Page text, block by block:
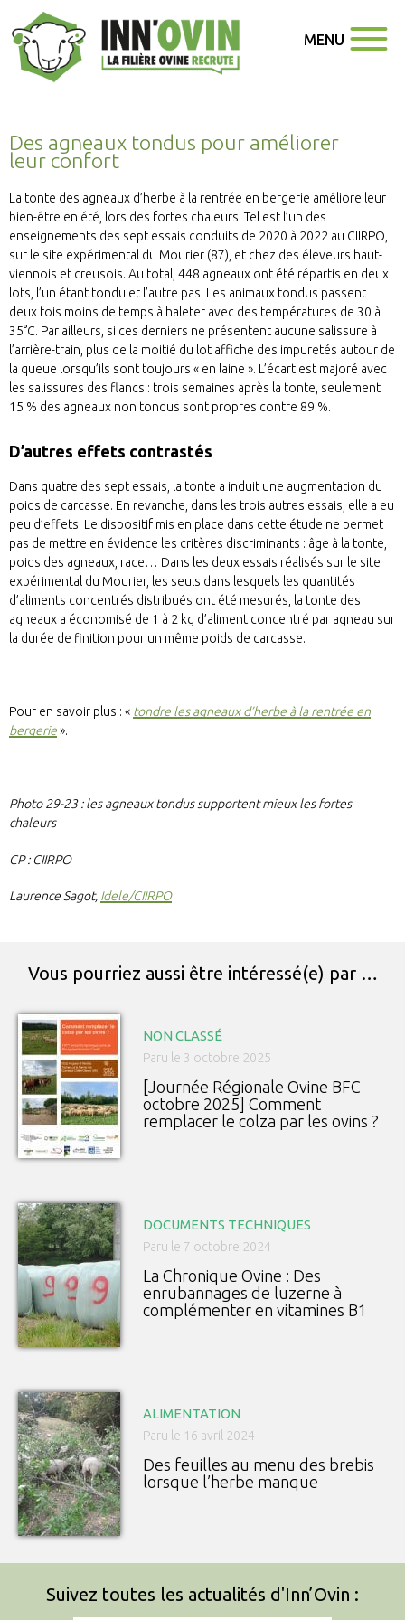
MENU
Des agneaux tondus pour améliorer
leur confort
La tonte des agneaux d’herbe à la rentrée en bergerie améliore leur
bien-être en été, lors des fortes chaleurs. Tel est l’un des
enseignements des sept essais conduits de 2020 à 2022 au CIIRPO,
sur le site expérimental du Mourier (87), et chez des éleveurs haut-
viennois et creusois. Au total, 448 agneaux ont été répartis en deux
lots, l’un étant tondu et l’autre pas. Les animaux tondus passent
deux fois moins de temps à haleter avec des températures de 30 à
35°C. Par ailleurs, si ces derniers ne présentent aucune salissure à
l’arrière-train, plus de la moitié du lot affiche des impuretés autour de
la queue lorsqu’ils sont toujours « en laine ». L’écart est majoré avec
les salissures des flancs : trois semaines après la tonte, seulement
15 % des agneaux non tondus sont propres contre 89 %.
D’autres effets contrastés
Dans quatre des sept essais, la tonte a induit une augmentation du
poids de carcasse. En revanche, dans les trois autres essais, elle a eu
peu d’effets. Le dispositif mis en place dans cette étude ne permet
pas de mettre en évidence les critères discriminants : âge à la tonte,
poids des agneaux, race… Dans les deux essais réalisés sur le site
expérimental du Mourier, les seuls dans lesquels les quantités
d’aliments concentrés distribués ont été mesurés, la tonte des
agneaux a économisé de 1 à 2 kg d’aliment concentré par agneau sur
la durée de finition pour un même poids de carcasse.
Pour en savoir plus : « tondre les agneaux d’herbe à la rentrée en
bergerie».
Photo 29-23 : les agneaux tondus supportent mieux les fortes
chaleurs
CP : CIIRPO
Laurence Sagot, Idele/CIIRPO
Vous pourriez aussi être intéressé(e) par …
NON CLASSÉ
Paru le 3 octobre 2025
[Journée Régionale Ovine BFC
octobre 2025] Comment
remplacer le colza par les ovins ?
DOCUMENTS TECHNIQUES
Paru le 7 octobre 2024
La Chronique Ovine : Des
enrubannages de luzerne à
complémenter en vitamines B1
ALIMENTATION
Paru le 16 avril 2024
Des feuilles au menu des brebis
lorsque l’herbe manque
Suivez toutes les actualités d'Inn’Ovin :